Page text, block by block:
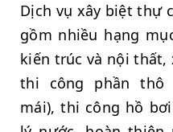
Dịch vụ xây biệt thự
gồm nhiều hạng
kiến trúc và nội thất,
thi công phần thô
mái), thi công hồ